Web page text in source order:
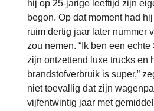
hij op 25-jarige leeftijd zijn
begon. Op dat moment had
ruim dertig jaar later nummer
zou nemen. “Ik ben een
zijn ontzettend luxe trucks en
brandstofverbruik is super,”
niet toevallig dat zijn
vijfentwintig jaar met